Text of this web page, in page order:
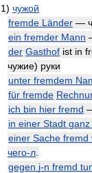
1) чужой
fremde Länder —
ein fremder Mann
der Gasthof ist in
чужие) руки
unter fremdem
für fremde
ich bin hier fremd
in einer Stadt ganz
einer Sache fremd
чего-л
gegen j-n fremd